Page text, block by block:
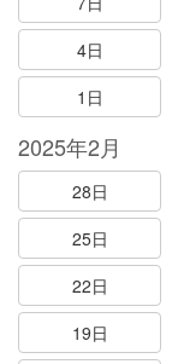
4日
1日
2025年2月
28日
25日
22日
19日